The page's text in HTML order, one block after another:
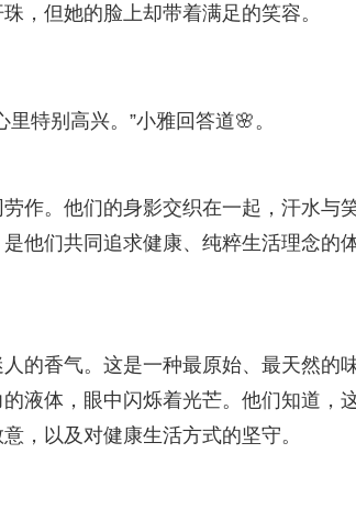
，但她的脸上却带着满足的笑容。
特别高兴。”小雅回答道🌸。
作。他们的身影交织在一起，汗水与
他们共同追求健康、纯粹生活理念的
的香气。这是一种最原始、最天然的
液体，眼中闪烁着光芒。他们知道，
，以及对健康生活方式的坚守。